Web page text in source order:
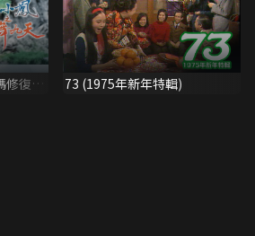
修復
73 (1975年新年特輯)